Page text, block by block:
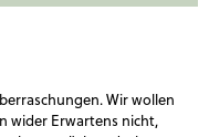
Wir wollen
wider Erwartens nicht,